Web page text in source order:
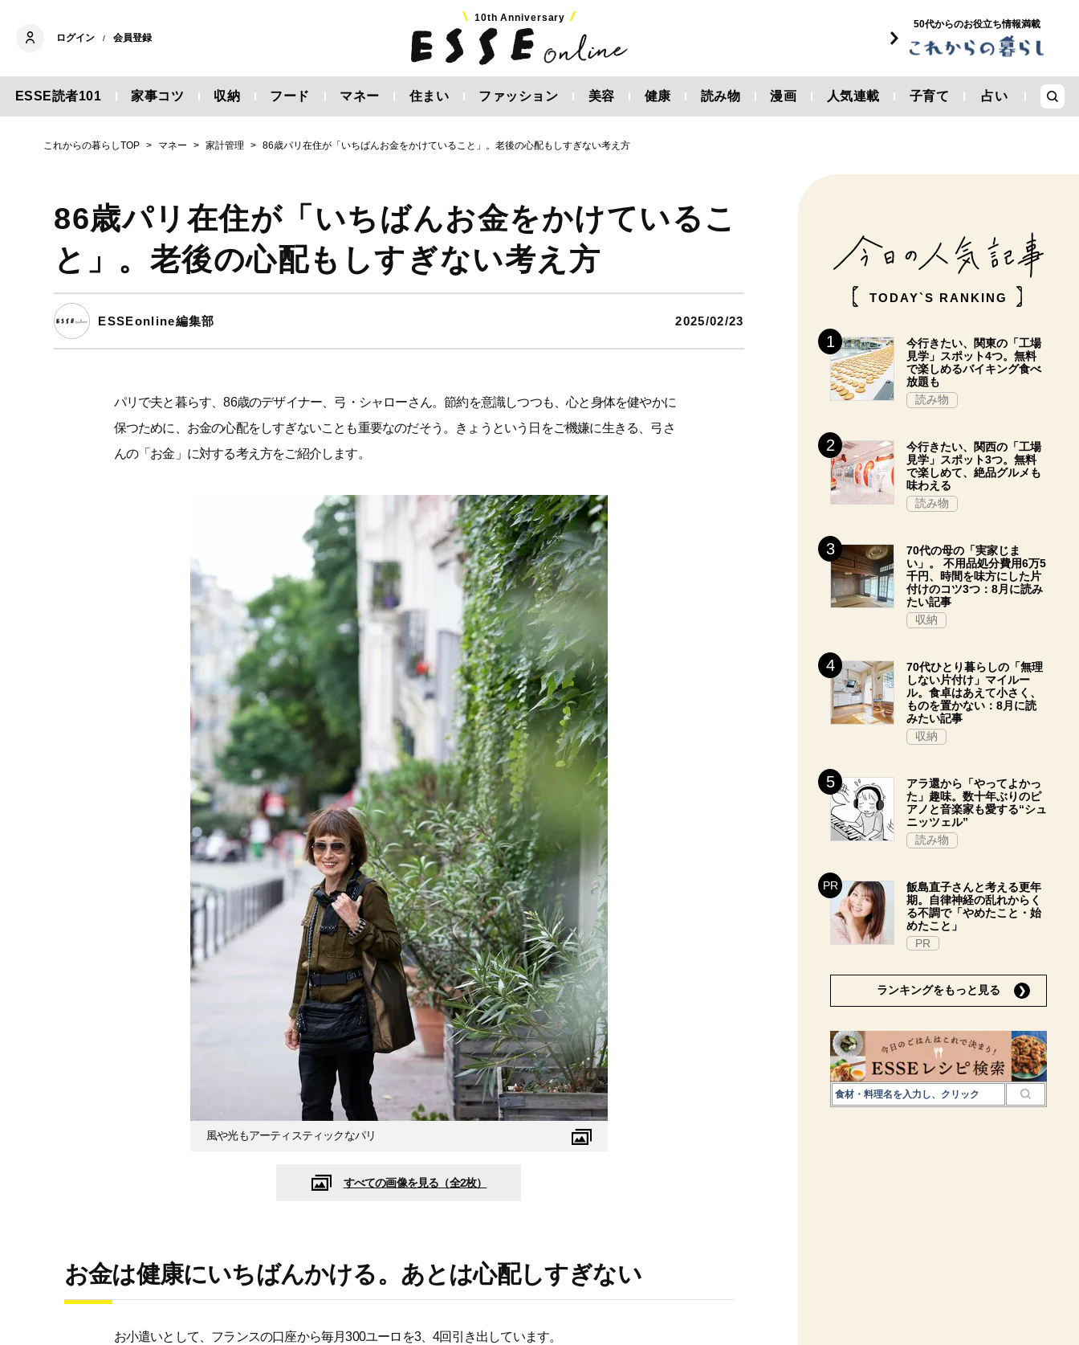
ログイン / 会員登録
10th Anniversary
50代からのお役立ち情報満載
ESSE読者101 家事コツ 収納 フード マネー 住まい ファッション 美容 健康 読み物 漫画 人気連載 子育て 占い
これからの暮らしTOP マネー 家計管理 86歳パリ在住が「いちばんお金をかけていること」。老後の心配もしすぎない考え方
86歳パリ在住が「いちばんお金をかけているこ
と」。老後の心配もしすぎない考え方
ESSEonline編集部 2025/02/23
パリで夫と暮らす、86歳のデザイナー、弓・シャローさん。節約を意識しつつも、心と身体を健やかに
保つために、お金の心配をしすぎないことも重要なのだそう。きょうという日をご機嫌に生きる、弓さ
んの「お金」に対する考え方をご紹介します。
風や光もアーティスティックなパリ
すべての画像を見る（全2枚）
お金は健康にいちばんかける。あとは心配しすぎない
お小遣いとして、フランスの口座から毎月300ユーロを3、4回引き出しています。
TODAY`S RANKING
今行きたい、関東の「工場
見学」スポット4つ。無料
で楽しめるバイキング食べ
放題も
読み物
今行きたい、関西の「工場
見学」スポット3つ。無料
で楽しめて、絶品グルメも
味わえる
読み物
70代の母の「実家じま
い」。 不用品処分費用6万5
千円、時間を味方にした片
付けのコツ3つ：8月に読み
たい記事
収納
70代ひとり暮らしの「無理
しない片付け」マイルー
ル。食卓はあえて小さく、
ものを置かない：8月に読
みたい記事
収納
アラ還から「やってよかっ
た」趣味。数十年ぶりのピ
アノと音楽家も愛する“シュ
ニッツェル”
読み物
飯島直子さんと考える更年
期。自律神経の乱れからく
る不調で「やめたこと・始
めたこと」
PR
ランキングをもっと見る